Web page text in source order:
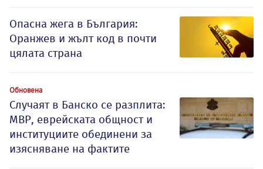
Опасна жега в България:
Оранжев и жълт код в почти
цялата страна
Обновена
Случаят в Банско се разплита:
МВР, еврейската общност и
институциите обединени за
изясняване на фактите